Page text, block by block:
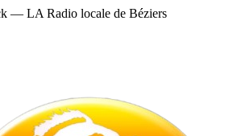
— LA Radio locale de Béziers